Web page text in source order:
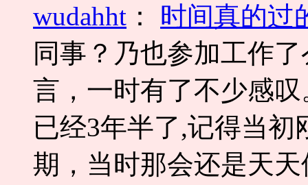
wudahht ： 时间真的过
同事？乃也参加工作
言，一时有了不少感
已经3年半了,记得当
期，当时那会还是天